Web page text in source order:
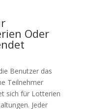
Oder
Benutzer das
Teilnehmer
sich für Lotterien
Jeder